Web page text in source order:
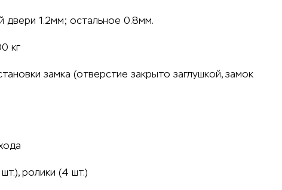
двери 1.2мм; остальное 0.8мм.
кг
замка (отверстие закрыто заглушкой, замок
ролики (4 шт.)